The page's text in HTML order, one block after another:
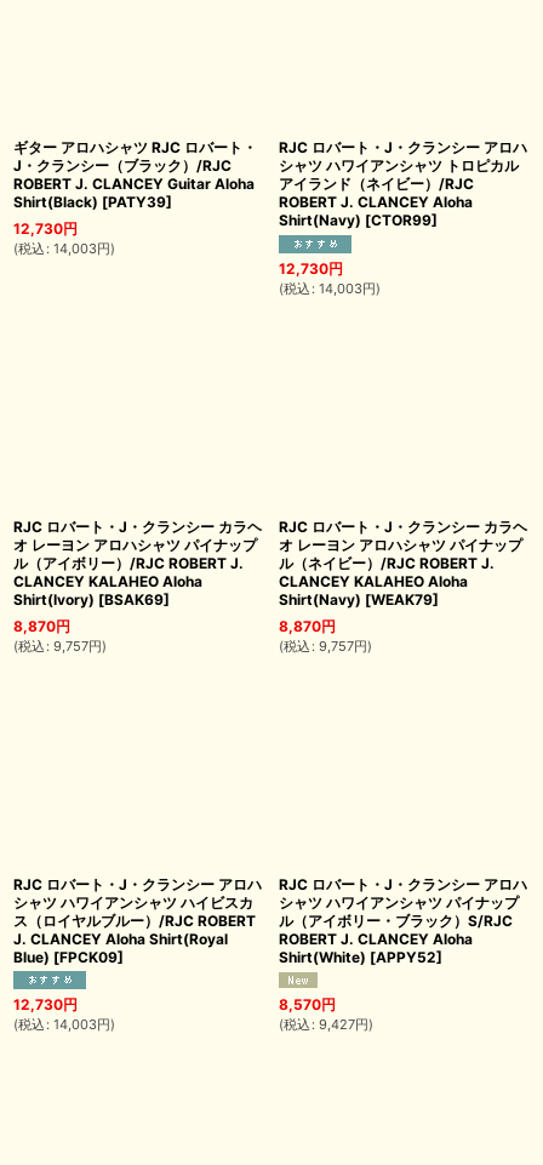
ギター アロハシャツ RJC ロバート・
J・クランシー（ブラック）/RJC
ROBERT J. CLANCEY Guitar Aloha
Shirt(Black) [PATY39]
12,730円
(税込 : 14,003円)
RJC ロバート・J・クランシー アロハ
シャツ ハワイアンシャツ トロピカル
アイランド（ネイビー）/RJC
ROBERT J. CLANCEY Aloha
Shirt(Navy) [CTOR99]
12,730円
(税込 : 14,003円)
RJC ロバート・J・クランシー カラヘ
オ レーヨン アロハシャツ パイナップ
ル（アイボリー）/RJC ROBERT J.
CLANCEY KALAHEO Aloha
Shirt(Ivory) [BSAK69]
8,870円
(税込 : 9,757円)
RJC ロバート・J・クランシー カラヘ
オ レーヨン アロハシャツ パイナップ
ル（ネイビー）/RJC ROBERT J.
CLANCEY KALAHEO Aloha
Shirt(Navy) [WEAK79]
8,870円
(税込 : 9,757円)
RJC ロバート・J・クランシー アロハ
シャツ ハワイアンシャツ ハイビスカ
ス（ロイヤルブルー）/RJC ROBERT
J. CLANCEY Aloha Shirt(Royal
Blue) [FPCK09]
12,730円
(税込 : 14,003円)
RJC ロバート・J・クランシー アロハ
シャツ ハワイアンシャツ パイナップ
ル（アイボリー・ブラック）S/RJC
ROBERT J. CLANCEY Aloha
Shirt(White) [APPY52]
8,570円
(税込 : 9,427円)